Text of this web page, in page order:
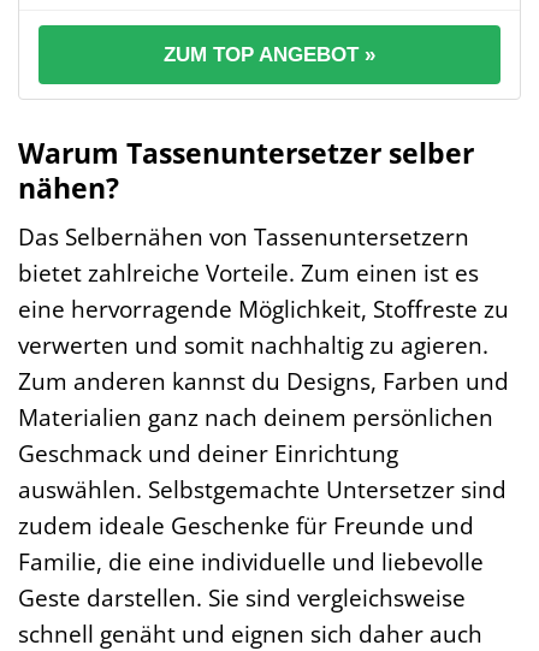
ZUM TOP ANGEBOT »
Warum Tassenuntersetzer selber
nähen?
Das Selbernähen von Tassenuntersetzern
bietet zahlreiche Vorteile. Zum einen ist es
eine hervorragende Möglichkeit, Stoffreste zu
verwerten und somit nachhaltig zu agieren.
Zum anderen kannst du Designs, Farben und
Materialien ganz nach deinem persönlichen
Geschmack und deiner Einrichtung
auswählen. Selbstgemachte Untersetzer sind
zudem ideale Geschenke für Freunde und
Familie, die eine individuelle und liebevolle
Geste darstellen. Sie sind vergleichsweise
schnell genäht und eignen sich daher auch